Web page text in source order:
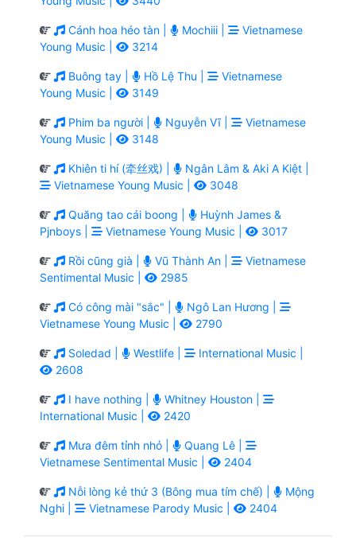
Cánh hoa héo tàn | Mochiii |
Vietnamese
Young Music |
3214
Buông tay | Hồ Lệ Thu |
Vietnamese
Young Music |
3149
Phim ba người | Nguyễn Vĩ |
Vietnamese
Young Music |
3148
Khiên ti hí (牵丝戏) |
Ngân Lâm & Aki A Kiệt |
Vietnamese Young Music |
3048
Quăng tao cái boong |
Huỳnh James &
Pjnboys |
Vietnamese Young Music | 3017
Rồi cũng già | Vũ Thành An |
Vietnamese
Sentimental Music |
2985
Có công mài "sắc" |
Ngô Lan Hương |
Vietnamese Young Music |
2790
Soledad | Westlife |
International Music |
2608
I have nothing |
Whitney Houston |
International Music |
2420
Mưa đêm tỉnh nhỏ |
Quang Lê |
Vietnamese Sentimental Music |
2404
Nỗi lòng kẻ thứ 3 (Bông mua tím chế) |
Mộng
Nghi |
Vietnamese Parody Music | 2404